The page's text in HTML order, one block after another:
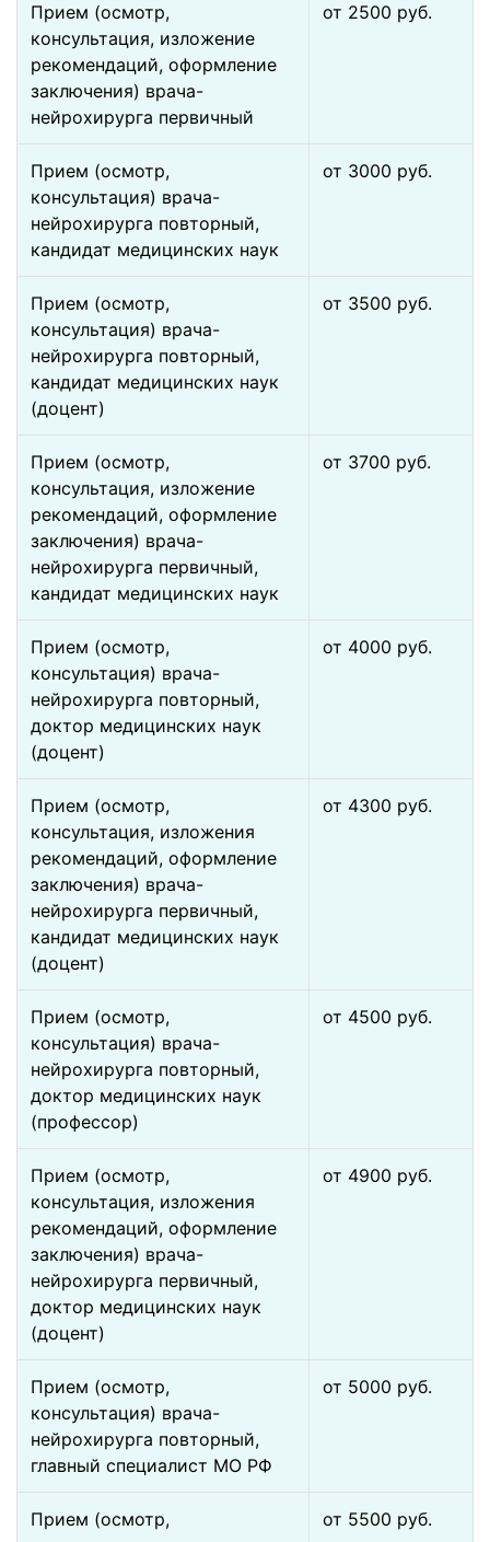
Прием (осмотр,
консультация, изложение
рекомендаций, оформление
заключения) врача-
нейрохирурга первичный
от 2500 pуб.
Прием (осмотр,
консультация) врача-
нейрохирурга повторный,
кандидат медицинских наук
от 3000 pуб.
Прием (осмотр,
консультация) врача-
нейрохирурга повторный,
кандидат медицинских наук
(доцент)
от 3500 pуб.
Прием (осмотр,
консультация, изложение
рекомендаций, оформление
заключения) врача-
нейрохирурга первичный,
кандидат медицинских наук
от 3700 pуб.
Прием (осмотр,
консультация) врача-
нейрохирурга повторный,
доктор медицинских наук
(доцент)
от 4000 pуб.
Прием (осмотр,
консультация, изложения
рекомендаций, оформление
заключения) врача-
нейрохирурга первичный,
кандидат медицинских наук
(доцент)
от 4300 pуб.
Прием (осмотр,
консультация) врача-
нейрохирурга повторный,
доктор медицинских наук
(профессор)
от 4500 pуб.
Прием (осмотр,
консультация, изложения
рекомендаций, оформление
заключения) врача-
нейрохирурга первичный,
доктор медицинских наук
(доцент)
от 4900 pуб.
Прием (осмотр,
консультация) врача-
нейрохирурга повторный,
главный специалист МО РФ
от 5000 pуб.
Прием (осмотр,
от 5500 pуб.